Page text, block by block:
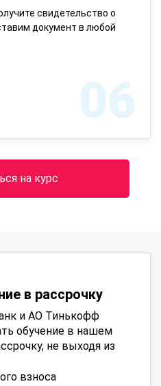
свидетельство о
документ в любой
06
на курс
в рассрочку
и АО Тинькофф
обучение в нашем
не выходя из
взноса